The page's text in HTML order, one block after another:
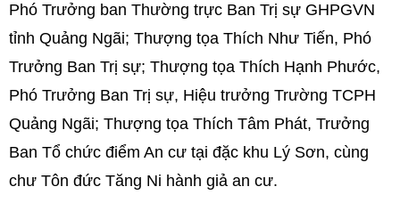
Phó Trưởng ban Thường trực Ban Trị sự GHPGVN
tỉnh Quảng Ngãi; Thượng tọa Thích Như Tiến, Phó
Trưởng Ban Trị sự; Thượng tọa Thích Hạnh Phước,
Phó Trưởng Ban Trị sự, Hiệu trưởng Trường TCPH
Quảng Ngãi; Thượng tọa Thích Tâm Phát, Trưởng
Ban Tổ chức điểm An cư tại đặc khu Lý Sơn, cùng
chư Tôn đức Tăng Ni hành giả an cư.